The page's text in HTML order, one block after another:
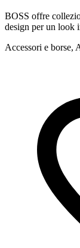
BOSS offre
design per un look
Accessori e borse,